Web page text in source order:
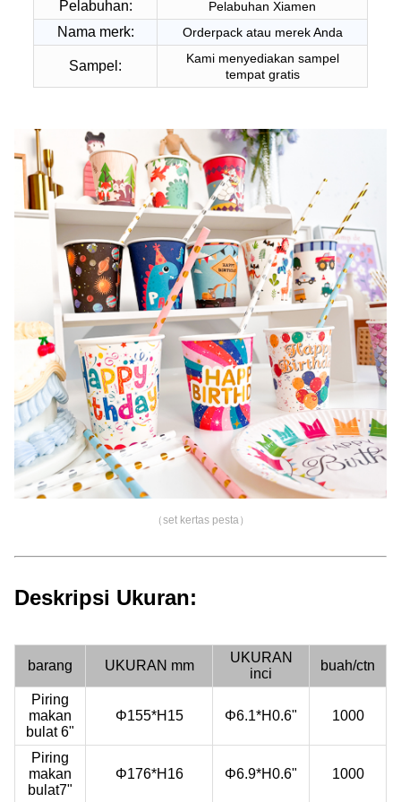
Pelabuhan: Pelabuhan Xiamen
Nama merk: Orderpack atau merek Anda
Sampel:
Kami menyediakan sampel
tempat gratis
（set kertas pesta）
Deskripsi Ukuran:
barang UKURAN mm
UKURAN
inci
buah/ctn
Piring
makan
bulat 6"
Φ155*H15 Φ6.1*H0.6" 1000
Piring
makan
bulat7"
Φ176*H16 Φ6.9*H0.6" 1000